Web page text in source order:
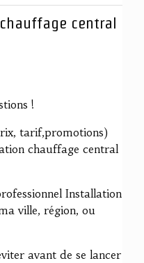
central
!
tarif,promotions)
chauffage central
Installation
ville, région, ou
avant de se lancer